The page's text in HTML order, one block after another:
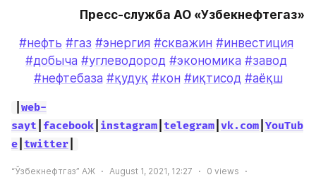
Пресс-служба АО «Узбекнефтегаз»
#нефть #газ #энергия #скважин #инвестиция
#добыча #углеводород #экономика #завод
#нефтебаза #қудуқ #кон #иқтисод #аёқш
web-
sayt facebook instagram telegram vk.com YouTub
e twitter
“Ўзбекнефтгаз” АЖ August 1, 2021, 12:27 0 views